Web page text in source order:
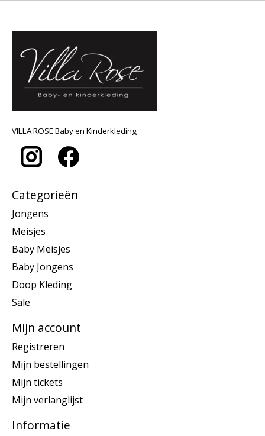
VILLA ROSE Baby en Kinderkleding
Categorieën
Jongens
Meisjes
Baby Meisjes
Baby Jongens
Doop Kleding
Sale
Mijn account
Registreren
Mijn bestellingen
Mijn tickets
Mijn verlanglijst
Informatie